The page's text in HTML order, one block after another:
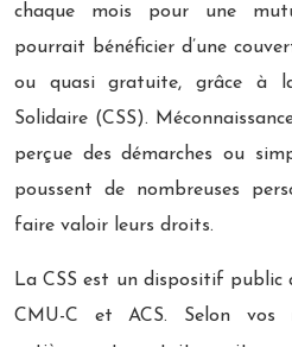
chaque mois pour une
pourrait bénéficier d’une
ou quasi gratuite, grâce à
Solidaire (CSS).
perçue des démarches ou
poussent de nombreuses
faire valoir leurs droits.
La CSS est un dispositif public
CMU-C et ACS. Selon vos